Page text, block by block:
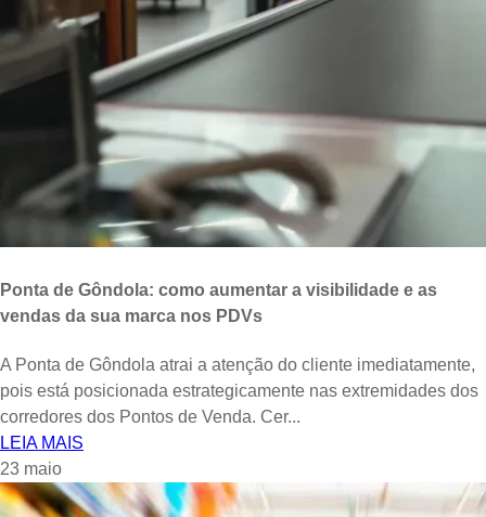
Ponta de Gôndola: como aumentar a visibilidade e as
vendas da sua marca nos PDVs
A Ponta de Gôndola atrai a atenção do cliente imediatamente,
pois está posicionada estrategicamente nas extremidades dos
corredores dos Pontos de Venda. Cer...
LEIA MAIS
23 maio